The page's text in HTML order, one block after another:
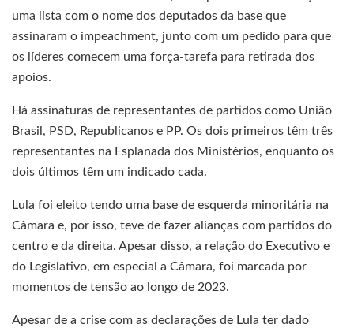
uma lista com o nome dos deputados da base que
assinaram o impeachment, junto com um pedido para que
os líderes comecem uma força-tarefa para retirada dos
apoios.
Há assinaturas de representantes de partidos como União
Brasil, PSD, Republicanos e PP. Os dois primeiros têm três
representantes na Esplanada dos Ministérios, enquanto os
dois últimos têm um indicado cada.
Lula foi eleito tendo uma base de esquerda minoritária na
Câmara e, por isso, teve de fazer alianças com partidos do
centro e da direita. Apesar disso, a relação do Executivo e
do Legislativo, em especial a Câmara, foi marcada por
momentos de tensão ao longo de 2023.
Apesar de a crise com as declarações de Lula ter dado